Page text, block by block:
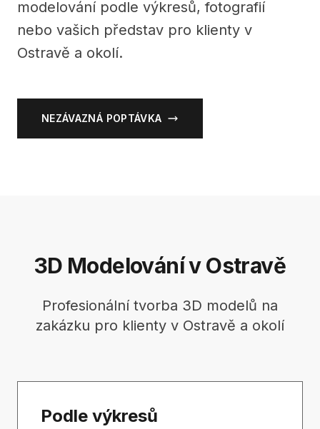
modelování podle výkresů, fotografií
nebo vašich představ pro klienty v
Ostravě a okolí.
NEZÁVAZNÁ POPTÁVKA
3D Modelování v Ostravě
Profesionální tvorba 3D modelů na
zakázku pro klienty v Ostravě a okolí
Podle výkresů